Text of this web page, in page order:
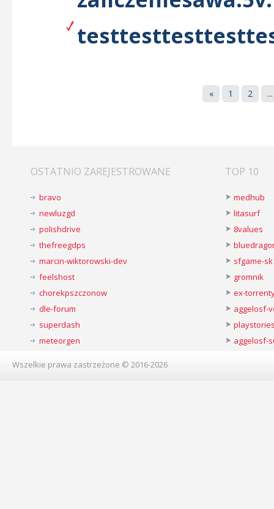
« 1 2 ...
OSTATNIO ZAREJESTROWANE
bravo
newluzgd
polishdrive
thefreegdps
marcin-wiktorowski-dev
feelshost
chorekpszczonow
dle-forum
superdash
meteorgen
TOP 10
medhub
litasurf
8values
sfgame-sk
gromnik
ex-
aggelosf-
aggelosf-
Wszelkie prawa zastrzeżone © 2016-2026